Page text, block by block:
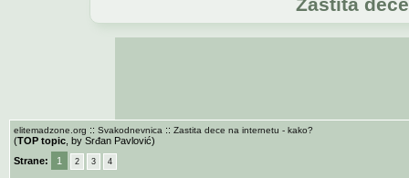
elitemadzone.org :: Svakodnevnica :: Zastita dece na internetu - kako?
(TOP topic , by Srđan Pavlović)
Strane:
1 2 3 4